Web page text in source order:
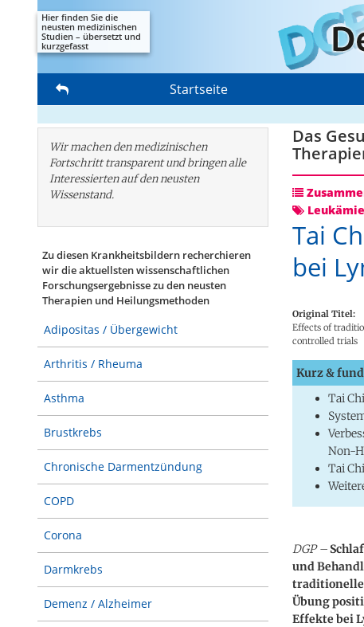
Hier finden Sie die
neusten medizinischen
Studien – übersetzt und
kurzgefasst
Startseite
Wir machen den medizinischen
Fortschritt transparent und bringen alle
Interessierten auf den neusten
Wissenstand.
Zu diesen Krankheitsbildern recherchieren
wir die aktuellsten wissenschaftlichen
Forschungs­ergebnisse zu den neusten
Therapien und Heilungsmethoden
Adipositas / Übergewicht
Arthritis / Rheuma
Asthma
Brustkrebs
Chronische Darmentzündung
COPD
Corona
Darmkrebs
Demenz / Alzheimer
Das
Leukämie
Tai
bei
Original Titel:
Effects of
controlled trials
Kurz &
Tai
Non-
Tai
DGP –
und
Übung
Effekte bei